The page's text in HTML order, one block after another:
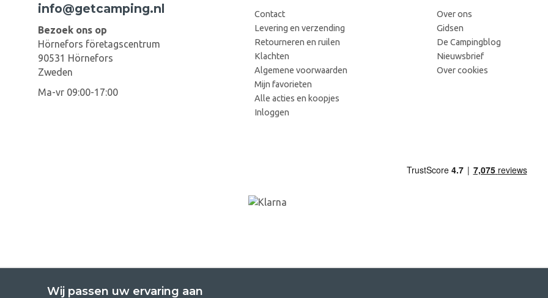
info@getcamping.nl
Bezoek ons op
Hörnefors företagscentrum
90531 Hörnefors
Zweden
Ma-vr 09:00-17:00
Contact
Levering en verzending
Retourneren en ruilen
Klachten
Algemene voorwaarden
Mijn favorieten
Alle acties en koopjes
Inloggen
Over ons
Gidsen
De Campingblog
Nieuwsbrief
Over cookies
Wij passen uw ervaring aan